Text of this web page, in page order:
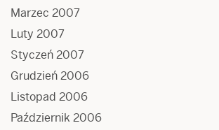
Marzec 2007
Luty 2007
Styczeń 2007
Grudzień 2006
Listopad 2006
Październik 2006